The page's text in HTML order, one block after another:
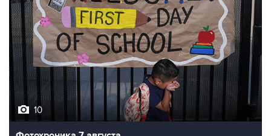
10
Фотохроника 7 августа